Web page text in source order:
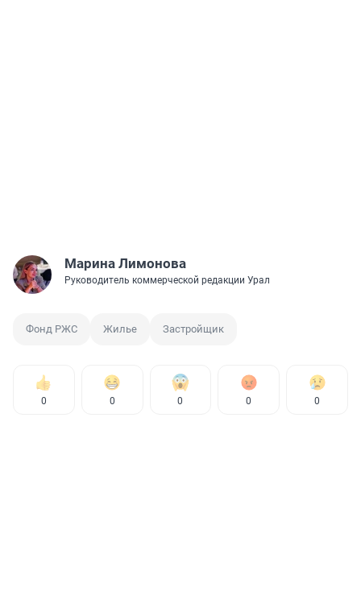
Марина Лимонова
Руководитель коммерческой редакции Урал
Фонд РЖС Жилье Застройщик
0 0 0 0 0